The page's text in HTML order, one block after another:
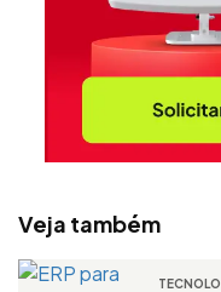
Veja também